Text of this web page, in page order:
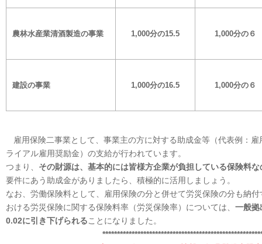
農林水産業清酒製造の事業 1,000分の15.5 1,000分の６
建設の事業 1,000分の16.5 1,000分の６
雇用保険二事業として、事業主の方に対する助成金等（代表例：
ライアル雇用奨励金）の支給が行われています。
つまり、 その財源は、基本的には皆様方企業が負担している保険料な
要件にあう助成金がありましたら、積極的に活用しましょう。
なお、労働保険料として、雇用保険の分と併せて労災保険の分も納
おける労災保険に関する保険料率（労災保険率）については、 一般拠
0.02に引き下げられることになりました。